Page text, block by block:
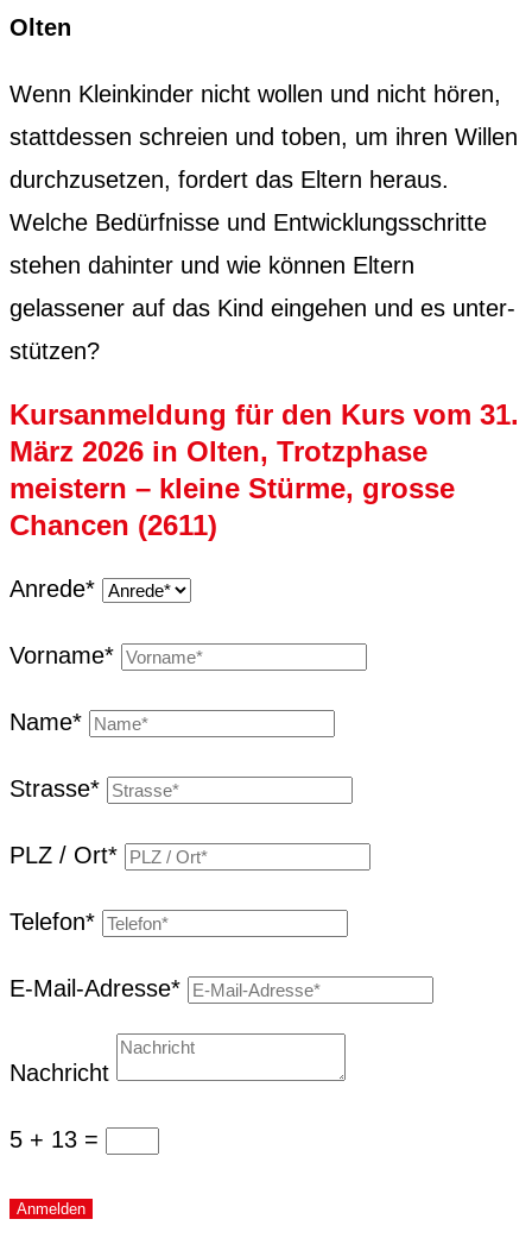
Olten
Wenn Kleinkinder nicht wollen und nicht hören,
stattdessen schreien und toben, um ihren Willen
durchzuset­zen, fordert das Eltern her­aus.
Welche Bedürfnisse und Entwick­lungss­chritte
ste­hen dahin­ter und wie kön­nen Eltern
gelassen­er auf das Kind einge­hen und es unter­
stützen?
Kursanmeldung für den Kurs vom 31.
März 2026 in Olten, Trotzphase
meistern – kleine Stürme, grosse
Chancen (2611)
Anrede*
Vor­name*
Name*
Strasse*
PLZ / Ort*
Tele­fon*
E‑Mail-Adresse*
Nachricht
5 + 13 =
Anmelden